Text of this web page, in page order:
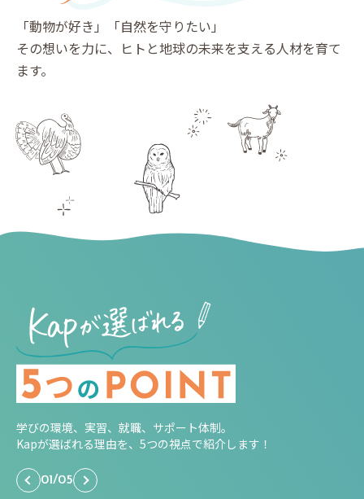
「動物が好き」「自然を守りたい」
その想いを力に、ヒトと地球の未来を支える人材を育て
ます。
学びの環境、実習、就職、サポート体制。
Kapが選ばれる理由を、5つの視点で紹介します！
01/05